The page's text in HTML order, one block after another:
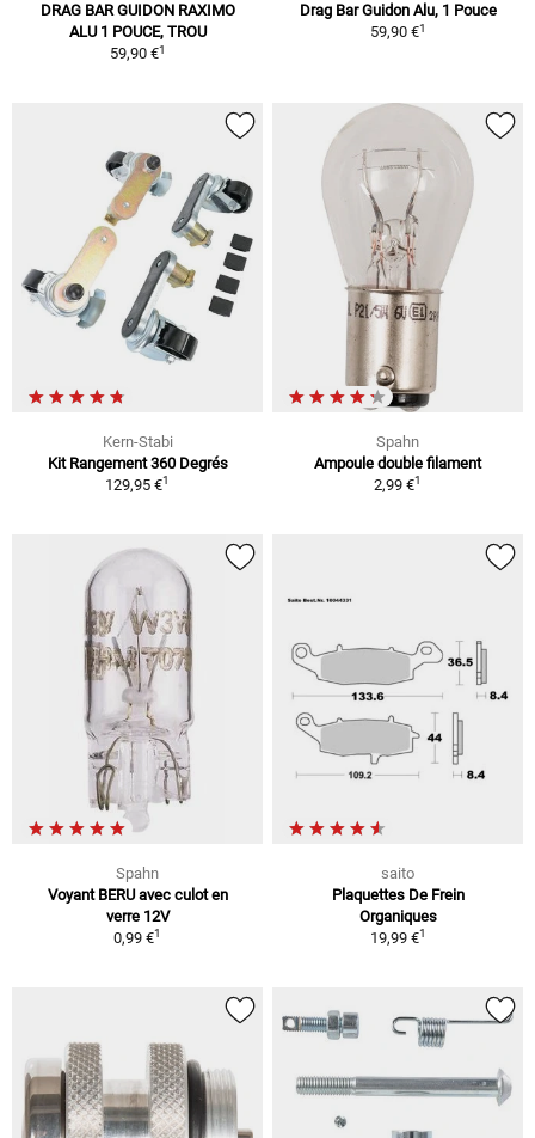
DRAG BAR GUIDON RAXIMO
ALU 1 POUCE, TROU
59,90 €1
Drag Bar Guidon Alu, 1 Pouce
59,90 €1
Kern-Stabi
Kit Rangement 360 Degrés
129,95 €1
Spahn
Ampoule double filament
2,99 €1
Spahn
Voyant BERU avec culot en
verre 12V
0,99 €1
saito
Plaquettes De Frein
Organiques
19,99 €1